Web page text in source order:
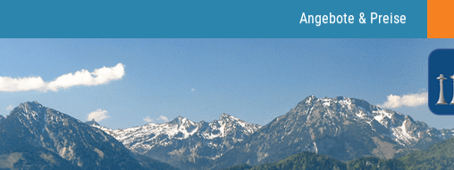
Angebote & Preise